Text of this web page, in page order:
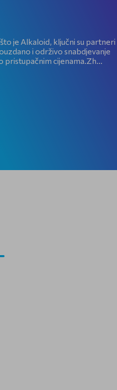
je Alkaloid, ključni su partneri
i održivo snabdjevanje
cijenama.Zh...